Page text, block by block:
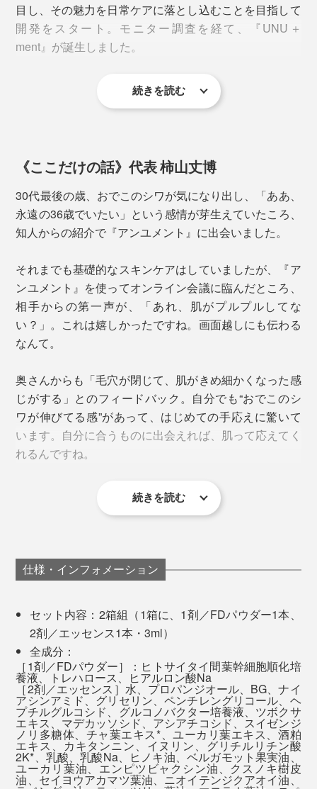
STEP.2
になじませる。気になる部分には念入りに重ねづけを。
実際には右下写真のようなキャップを取り付けて使用します
手持ちのクリームなどを、蓋をするようにを重ねる
おすすめは、夜3回連続使用する「3日間集中ケア」。疲
れや寝不足などで肌のコンディションが落ちてしまった
ときや、イベント前に肌の調子をグッとあげたいときの
最初の1ヶ月は2週間ごとに3日間集中ケア、翌月から、
目し、その魅力を日常ケアに落とし込むことを目指して
開発をスタート。モニター調査を経て、『UNU＋
ment』が誕生しました。
３日間使用した直後の調査
では、80％が「肌にハリ
方法／アンユメント リバイタライズ FDセラム(3ml)を、3日間に分けて全顔に手
＜使用者の声（一部抜粋）＞
朝の洗顔後、急いで化粧水をつけなくても乾燥が気
にならず、顔全体がつるんと整っている印象でし
肌がうるおっているせいか、皮脂が気になりやすいT
ゾーンもテカリが減り、化粧ノリが良くなった気が
入ってしまうような実感がありました。
も上がりました。
2日目の朝から、いつもと違う肌の感覚に気づきまし
た。日中もうるおいが続いているような感じがしま
した。
浸透するような使い心地で、ベタつかず心地よく使
えました。翌朝のスキンケアもなじみがよく、肌が
しっとり整った印象に。
派手な変化というより、肌が落ち着いて整っていく
ような印象でした。香りも自然で、使うたびに癒さ
れました。
続きを読む
《ここだけの話》代表 柿山丈博
30代最後の歳、おでこのシワが気になり出し、「ああ、
永遠の36歳でいたい」という感情が芽生えていたころ、
知人からの紹介で『アンユメント』に出会いました。
それまでも基礎的なスキンケアはしていましたが、『ア
ンユメント』を使ってオンライン会議に臨んだところ、
相手からの第一声が、「あれ、肌がプルプルしてな
い？」。これは嬉しかったですね。画面越しにも伝わる
なんて。
奥さんからも「毛穴が閉じて、肌がきめ細かくなった感
じがする」とのフィードバック。自分でも“おでこのシ
ワが伸びてる感”があって、はじめての手応えに驚いて
います。自分に合うものに出会えれば、肌って応えてく
れるんですね。
※使用感には個人差があります。あくまでご使用者の感想であり、製品の効果効能
を示すものではありません。
続きを読む
仕様・インフォメーション
セット内容：2箱組（1箱に、1剤／FDパウダー1本、
2剤／エッセンス1本・3ml）
全成分：
［1剤／FDパウダー］：ヒトサイタイ間葉幹細胞順化培
養液、トレハロース、ヒアルロン酸Na
［2剤／エッセンス］水、プロパンジオール、BG、ナイ
アシンアミド、グリセリン、ペンチレングリコール、ヘ
プチルグルコシド、グルコノバクター培養液、ツボクサ
エキス、マデカッソシド、アシアチコシド、スイゼンジ
ノリ多糖体、チャ葉エキス*、ユーカリ葉エキス、酒粕
エキス、カキタンニン、イヌリン、グリチルリチン酸
2K*、乳酸、乳酸Na、ヒノキ油、ベルガモット果実油、
ユーカリ葉油、エンピツビャクシン油、クスノキ樹皮
油、セイヨウアカマツ葉油、ニオイテンジクアオイ油、